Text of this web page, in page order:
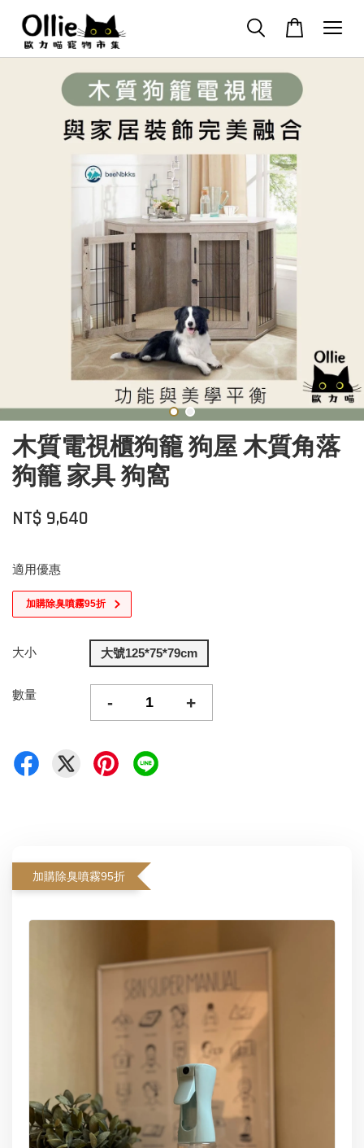
木質電視櫃狗籠 狗屋 木質角落
狗籠 家具 狗窩
NT$ 9,640
適用優惠
加購除臭噴霧95折
大小 大號125*75*79cm
數量 - +
加購除臭噴霧95折